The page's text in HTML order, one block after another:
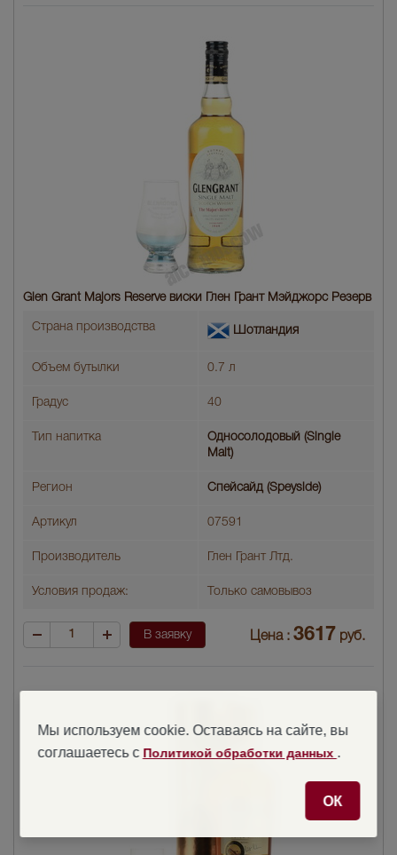
Glen Grant Majors Reserve виски Глен Грант Мэйджорс Резерв
Страна производства Шотландия
Объем бутылки 0.7 л
Градус 40
Тип напитка
Односолодовый (Single
Malt)
Регион Спейсайд (Speyside)
Артикул 07591
Производитель Глен Грант Лтд.
Условия продаж: Только самовывоз
В заявку Цена : 3617 руб.
Мы используем cookie. Оставаясь на сайте, вы
соглашаетесь с Политикой обработки данных .
ОК